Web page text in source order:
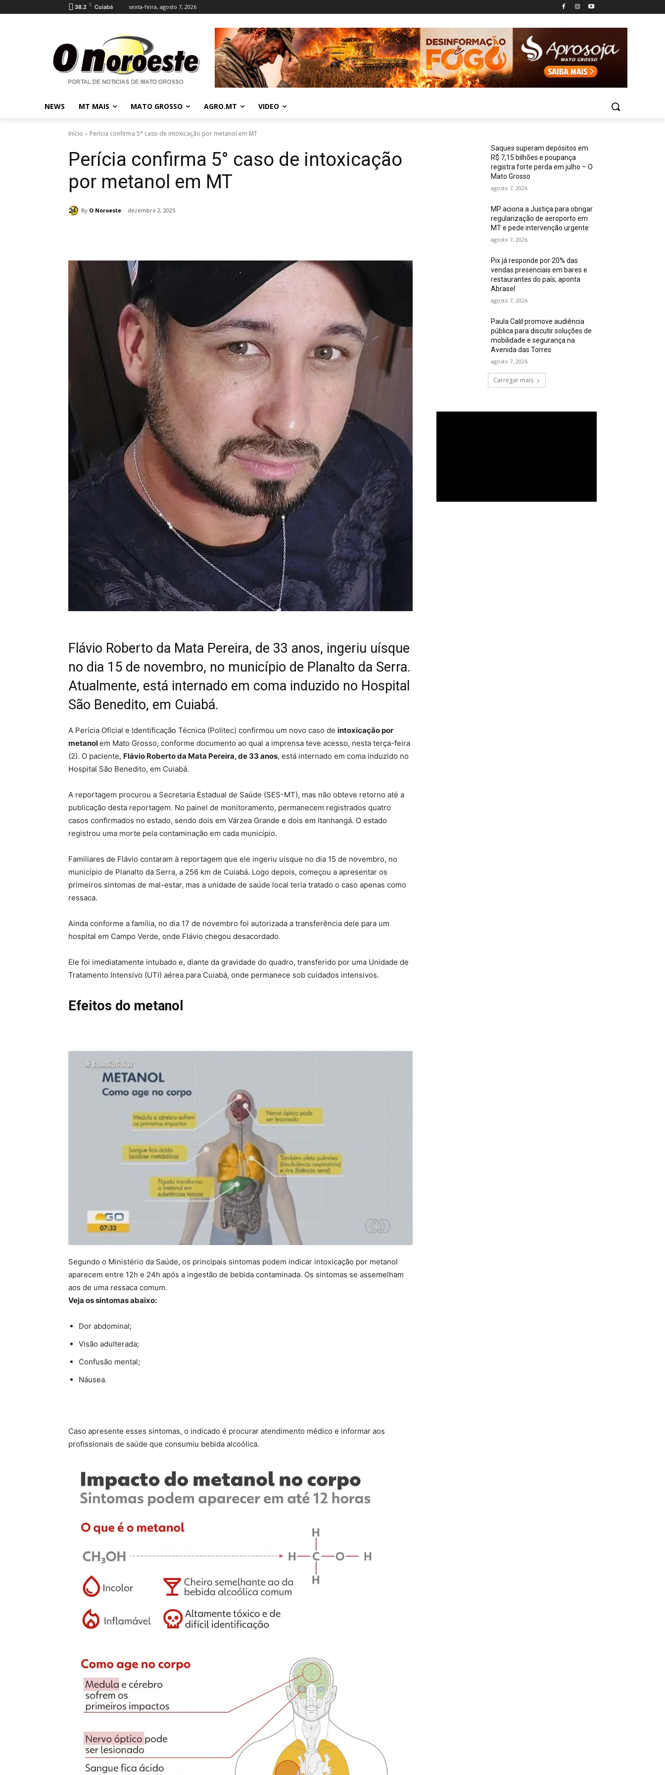
38.2 C Cuiabá sexta-feira, agosto 7, 2026
NEWS MT MAIS MATO GROSSO AGRO.MT VIDEO
Início Perícia confirma 5° caso de intoxicação por metanol em MT
Perícia confirma 5° caso de intoxicação
por metanol em MT
By O Noroeste dezembro 2, 2025
Flávio Roberto da Mata Pereira, de 33 anos, ingeriu uísque
no dia 15 de novembro, no município de Planalto da Serra.
Atualmente, está internado em coma induzido no Hospital
São Benedito, em Cuiabá.
A Perícia Oficial e Identificação Técnica (Politec) confirmou um novo caso de intoxicação por
metanolem Mato Grosso, conforme documento ao qual a imprensa teve acesso, nesta terça-feira
(2). O paciente, Flávio Roberto da Mata Pereira, de 33 anos, está internado em coma induzido no
Hospital São Benedito, em Cuiabá.
A reportagem procurou a Secretaria Estadual de Saúde (SES-MT), mas não obteve retorno até a
publicação desta reportagem. No painel de monitoramento, permanecem registrados quatro
casos confirmados no estado, sendo dois em Várzea Grande e dois em Itanhangá. O estado
registrou uma morte pela contaminação em cada município.
Familiares de Flávio contaram à reportagem que ele ingeriu uísque no dia 15 de novembro, no
município de Planalto da Serra, a 256 km de Cuiabá. Logo depois, começou a apresentar os
primeiros sintomas de mal-estar, mas a unidade de saúde local teria tratado o caso apenas como
ressaca.
Ainda conforme a família, no dia 17 de novembro foi autorizada a transferência dele para um
hospital em Campo Verde, onde Flávio chegou desacordado.
Ele foi imediatamente intubado e, diante da gravidade do quadro, transferido por uma Unidade de
Tratamento Intensivo (UTI) aérea para Cuiabá, onde permanece sob cuidados intensivos.
Efeitos do metanol
Segundo o Ministério da Saúde, os principais sintomas podem indicar intoxicação por metanol
aparecem entre 12h e 24h após a ingestão de bebida contaminada. Os sintomas se assemelham
aos de uma ressaca comum.
Veja os sintomas abaixo:
Dor abdominal;
Visão adulterada;
Confusão mental;
Náusea.
Caso apresente esses sintomas, o indicado é procurar atendimento médico e informar aos
profissionais de saúde que consumiu bebida alcoólica.
Saques superam depósitos em
R$ 7,15 bilhões e poupança
registra forte perda em julho – O
Mato Grosso
agosto 7, 2026
MP aciona a Justiça para obrigar
regularização de aeroporto em
MT e pede intervenção urgente
agosto 7, 2026
Pix já responde por 20% das
vendas presenciais em bares e
restaurantes do país, aponta
Abrasel
agosto 7, 2026
Paula Calil promove audiência
pública para discutir soluções de
mobilidade e segurança na
Avenida das Torres
agosto 7, 2026
Carregar mais